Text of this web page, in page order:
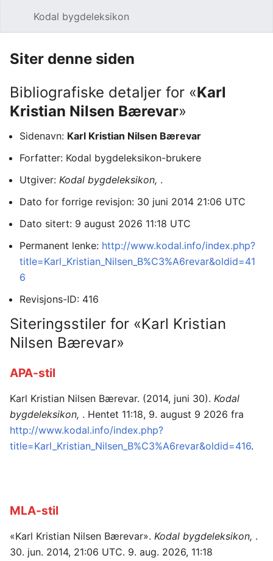
Kodal bygdeleksikon
Siter denne siden
Bibliografiske detaljer for «Karl
Kristian Nilsen Bærevar»
Sidenavn: Karl Kristian Nilsen Bærevar
Forfatter: Kodal bygdeleksikon-brukere
Utgiver: Kodal bygdeleksikon, .
Dato for forrige revisjon: 30 juni 2014 21:06 UTC
Dato sitert: 9 august 2026 11:18 UTC
Permanent lenke: http://www.kodal.info/index.php?
title=Karl_Kristian_Nilsen_B%C3%A6revar&oldid=41
6
Revisjons-ID: 416
Siteringsstiler for «Karl Kristian
Nilsen Bærevar»
APA-stil
Karl Kristian Nilsen Bærevar. (2014, juni 30). Kodal
bygdeleksikon, . Hentet 11:18, 9. august 9 2026 fra
http://www.kodal.info/index.php?
title=Karl_Kristian_Nilsen_B%C3%A6revar&oldid=416.
MLA-stil
«Karl Kristian Nilsen Bærevar». Kodal bygdeleksikon, .
30. jun. 2014, 21:06 UTC. 9. aug. 2026, 11:18